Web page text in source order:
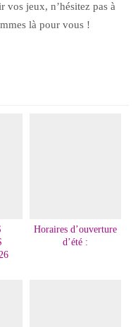
vos jeux, n’hésitez pas à
là pour vous !
Horaires d’ouverture
d’été :